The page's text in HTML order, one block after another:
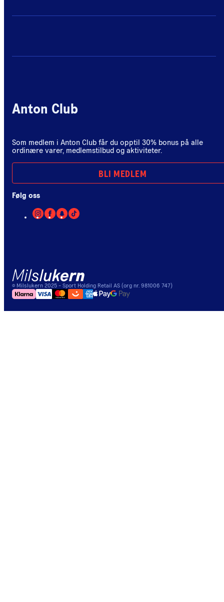
Anton Club
Som medlem i Anton Club får du opptil 30% bonus på alle
ordinære varer, medlemstilbud og aktiviteter.
BLI MEDLEM
Følg oss
© Milslukern 2025 - Sport Holding Retail AS (org nr. 981006 747)